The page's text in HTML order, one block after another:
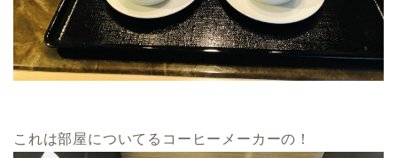
これは部屋についてるコーヒーメーカーの！